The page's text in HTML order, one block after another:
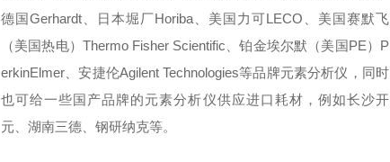
德国Gerhardt、日本堀厂Horiba、美国力可LECO、美国赛默飞
（美国热电）Thermo Fisher Scientific、铂金埃尔默（美国PE）P
erkinElmer、安捷伦Agilent Technologies等品牌元素分析仪，同时
也可给一些国产品牌的元素分析仪供应进口耗材，例如长沙开
元、湖南三德、钢研纳克等。